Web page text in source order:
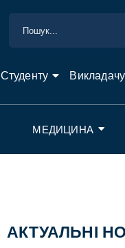
Студенту Викладачу
МЕДИЦИНА
АКТУАЛЬНІ